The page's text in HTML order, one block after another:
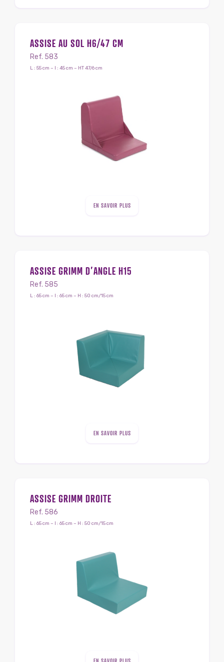
ASSISE AU SOL H6/47 CM
Ref. 583
L : 55 cm – l : 45 cm – HT 47/6 cm
EN SAVOIR PLUS
ASSISE GRIMM D’ANGLE H15
Ref. 585
L : 65 cm – l : 65 cm – H : 50 cm/15 cm
EN SAVOIR PLUS
ASSISE GRIMM DROITE
Ref. 586
L : 65 cm – l : 65 cm – H : 50 cm/15 cm